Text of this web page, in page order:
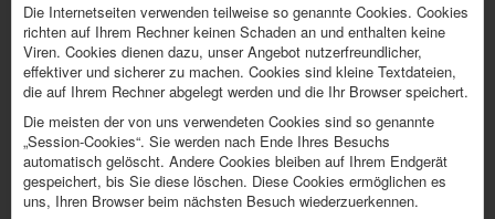
Die Internetseiten verwenden teilweise so genannte Cookies. Cookies
richten auf Ihrem Rechner keinen Schaden an und enthalten keine
Viren. Cookies dienen dazu, unser Angebot nutzerfreundlicher,
effektiver und sicherer zu machen. Cookies sind kleine Textdateien,
die auf Ihrem Rechner abgelegt werden und die Ihr Browser speichert.
Die meisten der von uns verwendeten Cookies sind so genannte
„Session-Cookies“. Sie werden nach Ende Ihres Besuchs
automatisch gelöscht. Andere Cookies bleiben auf Ihrem Endgerät
gespeichert, bis Sie diese löschen. Diese Cookies ermöglichen es
uns, Ihren Browser beim nächsten Besuch wiederzuerkennen.